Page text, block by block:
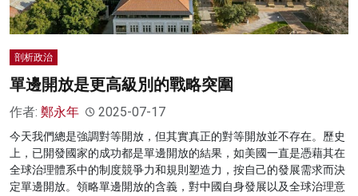
剖析政治
單邊開放是更高級別的戰略突圍
作者: 鄭永年 2025-07-17
今天我們總是強調對等開放，但其實真正的對等開放並不存在。歷史
上，已開發國家的成功都是單邊開放的結果，如美國一直是憑藉其在
全球治理體系中的制度競爭力和規則塑造力，按自己的發展需求而決
定單邊開放。領略單邊開放的含義，對中國自身發展以及全球治理意